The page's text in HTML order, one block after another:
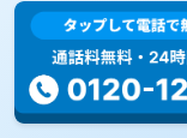
〒350-
千
千葉県